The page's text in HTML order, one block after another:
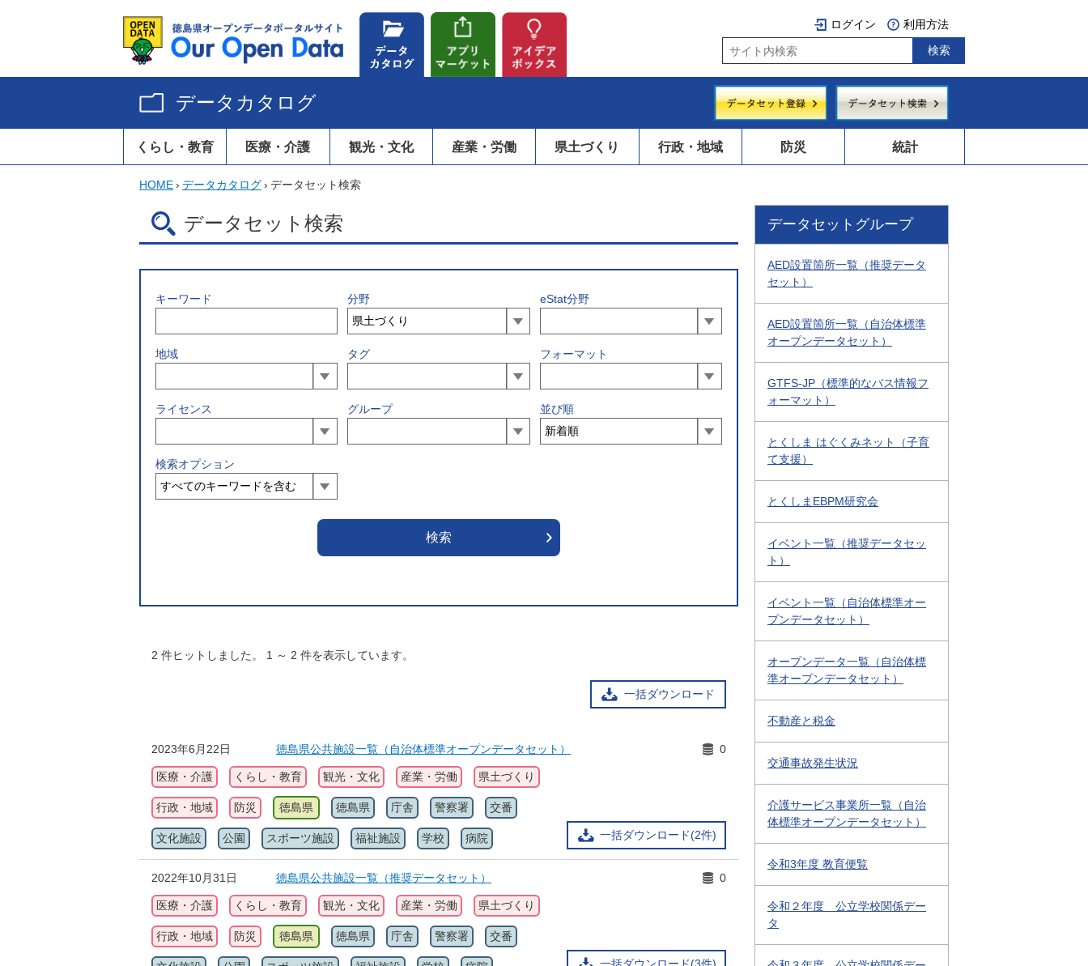
ログイン 利用方法
データカタログ
くらし・教育 医療・介護 観光・文化 産業・労働 県土づくり 行政・地域 防災 統計
HOME› データカタログ› データセット検索
データセット検索
キーワード 分野 eStat分野
地域 タグ フォーマット
ライセンス グループ 並び順
検索オプション
2 件ヒットしました。 1 ～ 2 件を表示しています。
一括ダウンロード
2023年6月22日 徳島県公共施設一覧（自治体標準オープンデータセット）
一括ダウンロード(2件)
0
医療・介護 くらし・教育 観光・文化 産業・労働 県土づくり
行政・地域 防災 徳島県 徳島県 庁舎 警察署 交番
文化施設 公園 スポーツ施設 福祉施設 学校 病院
2022年10月31日 徳島県公共施設一覧（推奨データセット） 0
医療・介護 くらし・教育 観光・文化 産業・労働 県土づくり
行政・地域 防災 徳島県 徳島県 庁舎 警察署 交番
データセットグループ
AED設置箇所一覧（推奨データ
セット）
AED設置箇所一覧（自治体標準
オープンデータセット）
GTFS-JP（標準的なバス情報フ
ォーマット）
とくしま はぐくみネット（子育
て支援）
とくしまEBPM研究会
イベント一覧（推奨データセッ
ト）
イベント一覧（自治体標準オー
プンデータセット）
オープンデータ一覧（自治体標
準オープンデータセット）
不動産と税金
交通事故発生状況
介護サービス事業所一覧（自治
体標準オープンデータセット）
令和3年度 教育便覧
令和２年度 公立学校関係デー
タ